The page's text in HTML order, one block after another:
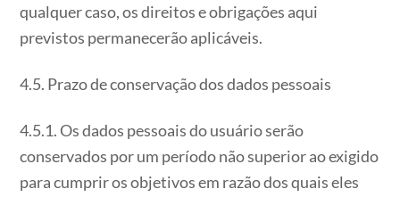
qualquer caso, os direitos e obrigações aqui
previstos permanecerão aplicáveis.
4.5. Prazo de conservação dos dados pessoais
4.5.1. Os dados pessoais do usuário serão
conservados por um período não superior ao exigido
para cumprir os objetivos em razão dos quais eles